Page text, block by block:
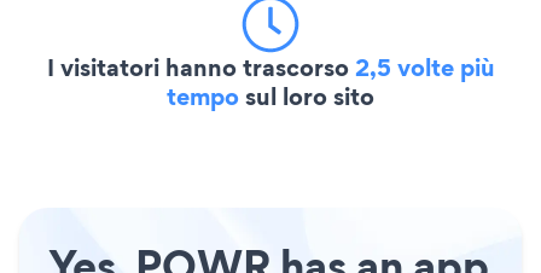
I visitatori hanno trascorso2,5 volte più
temposul loro sito